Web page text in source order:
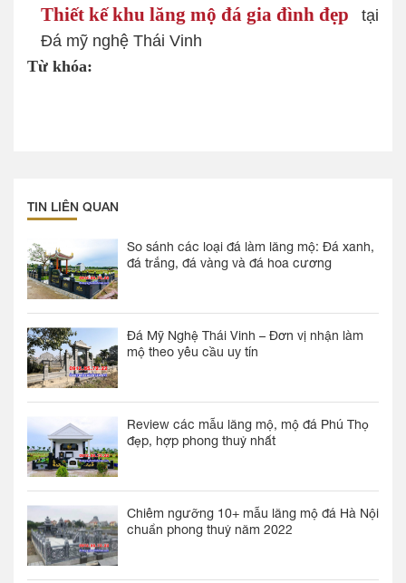
Thiết kế khu lăng mộ đá gia đình đẹp tại
Đá mỹ nghệ Thái Vinh
Từ khóa:
TIN LIÊN QUAN
So sánh các loại đá làm lăng mộ: Đá xanh,
đá trắng, đá vàng và đá hoa cương
Đá Mỹ Nghệ Thái Vinh – Đơn vị nhận làm
mộ theo yêu cầu uy tín
Review các mẫu lăng mộ, mộ đá Phú Thọ
đẹp, hợp phong thuỷ nhất
Chiêm ngưỡng 10+ mẫu lăng mộ đá Hà Nội
chuẩn phong thuỷ năm 2022